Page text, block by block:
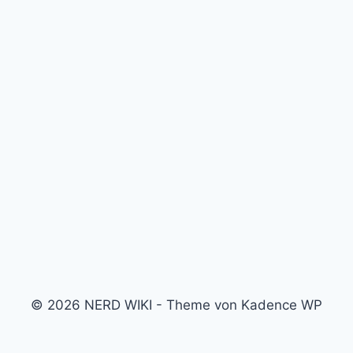
© 2026 NERD WIKI - Theme von Kadence WP